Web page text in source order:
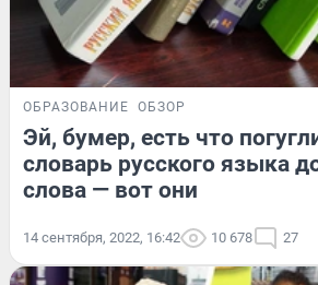
ОБРАЗОВАНИЕ ОБЗОР
Эй, бумер, есть что
словарь русского языка
слова — вот они
14 сентября, 2022, 16:42 10 678 27